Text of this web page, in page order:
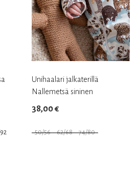
Unihaalari jalkaterillä
Nallemetsä sininen
38,00€
50/56 62/68 74/80